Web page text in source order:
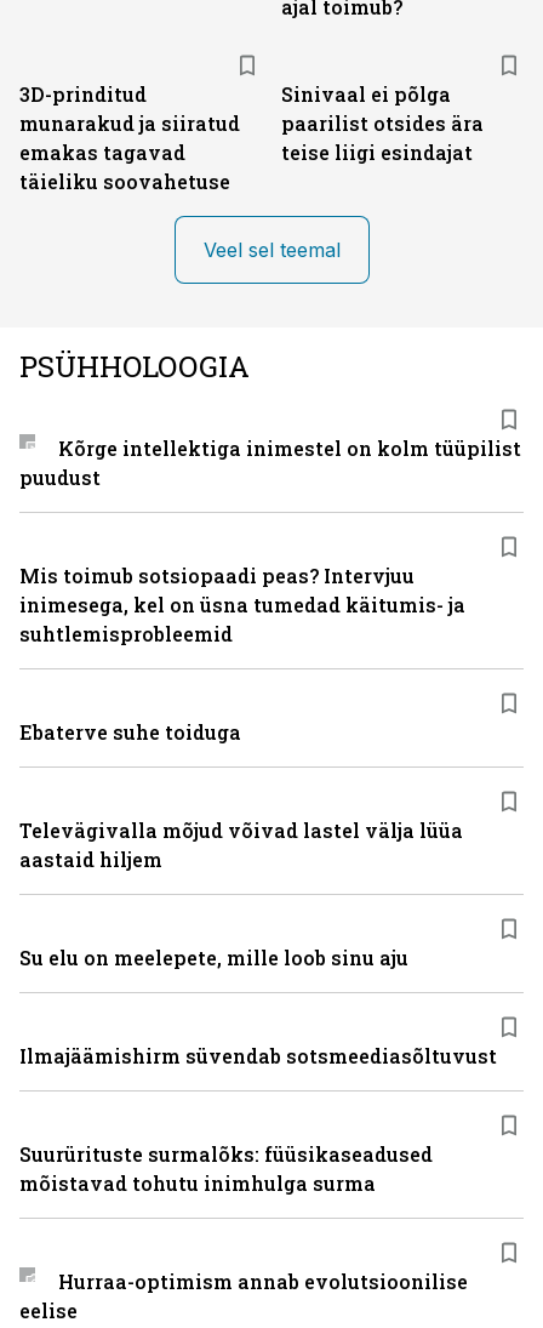
ajal toimub?
3D-prinditud
munarakud ja siiratud
emakas tagavad
täieliku soovahetuse
Sinivaal ei põlga
paarilist otsides ära
teise liigi esindajat
Veel sel teemal
PSÜHHOLOOGIA
Kõrge intellektiga inimestel on kolm tüüpilist
puudust
Mis toimub sotsiopaadi peas? Intervjuu
inimesega, kel on üsna tumedad käitumis- ja
suhtlemisprobleemid
Ebaterve suhe toiduga
Televägivalla mõjud võivad lastel välja lüüa
aastaid hiljem
Su elu on meelepete, mille loob sinu aju
Ilmajäämishirm süvendab sotsmeediasõltuvust
Suurürituste surmalõks: füüsikaseadused
mõistavad tohutu inimhulga surma
Hurraa-optimism annab evolutsioonilise
eelise